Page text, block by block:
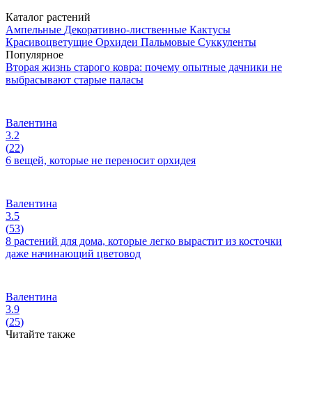
Каталог растений
Ампельные Декоративно-лиственные Кактусы
Красивоцветущие Орхидеи Пальмовые Суккуленты
Популярное
Вторая жизнь старого ковра: почему опытные дачники не
выбрасывают старые паласы
Валентина
3.2
(22)
6 вещей, которые не переносит орхидея
Валентина
3.5
(53)
8 растений для дома, которые легко вырастит из косточки
даже начинающий цветовод
Валентина
3.9
(25)
Читайте также